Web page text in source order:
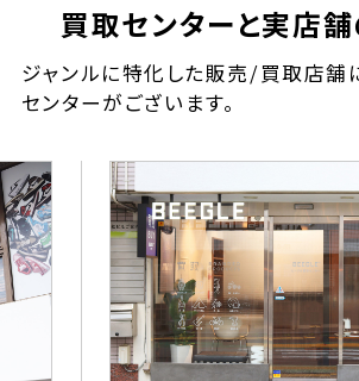
買取センターと実店
ジャンルに特化した販売/買取店舗
センターがございます。